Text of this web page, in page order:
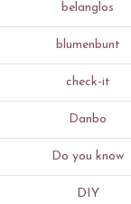
belanglos
blumenbunt
check-it
Danbo
Do you know
DIY